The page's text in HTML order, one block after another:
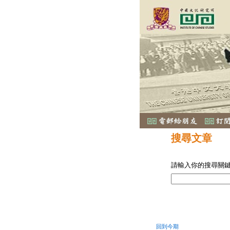
搜尋文章
請輸入你的搜尋關
回到今期